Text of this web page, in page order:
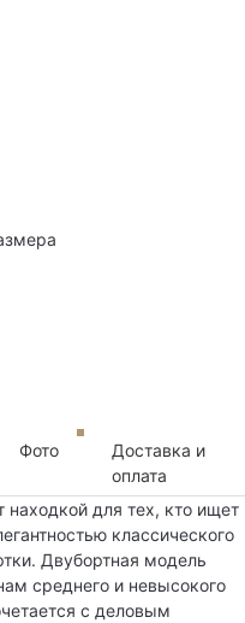
Фото
Доставка и
оплата
находкой для тех, кто ищет
классического
Двубортная модель
среднего и невысокого
с деловым